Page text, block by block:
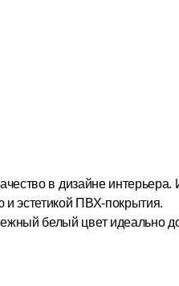
в дизайне
и эстетикой ПВХ-покрытия.
белый цвет идеально